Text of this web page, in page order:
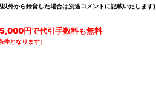
外から録音した場合は別途コメントに記載いたします)
円で代引手数料も無料
件となります）